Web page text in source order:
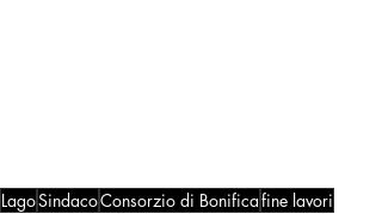
LagoSindacoConsorzio di Bonificafine lavori